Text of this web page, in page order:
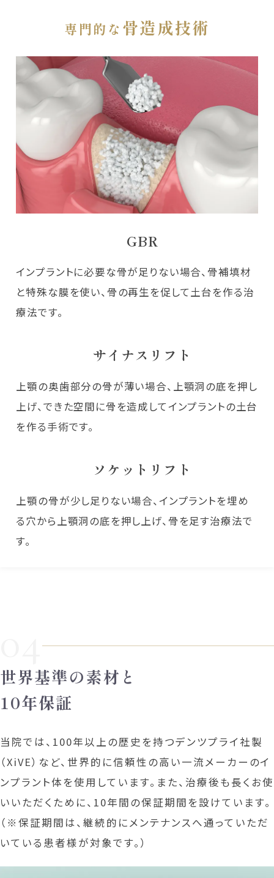
専門的な 骨造成技術
GBR
インプラントに必要な骨が足りない場合、骨補填材
と特殊な膜を使い、骨の再生を促して土台を作る治
療法です。
サイナスリフト
上顎の奥歯部分の骨が薄い場合、上顎洞の底を押し
上げ、できた空間に骨を造成してインプラントの土台
を作る手術です。
ソケットリフト
上顎の骨が少し足りない場合、インプラントを埋め
る穴から上顎洞の底を押し上げ、骨を足す治療法で
す。
世界基準の素材と
10年保証
当院では、100年以上の歴史を持つデンツプライ社製
（XiVE）など、世界的に信頼性の高い一流メーカーのイ
ンプラント体を使用しています。また、治療後も長くお使
いいただくために、10年間の保証期間を設けています。
（※保証期間は、継続的にメンテナンスへ通っていただ
いている患者様が対象です。）